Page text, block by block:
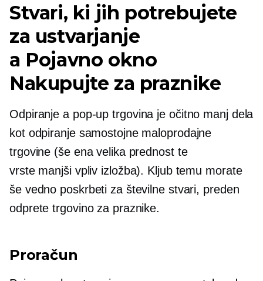
Stvari, ki jih potrebujete
za ustvarjanje
a Pojavno okno
Nakupujte za praznike
Odpiranje a pop-up trgovina je očitno manj dela
kot odpiranje samostojne maloprodajne
trgovine (še ena velika prednost te
vrste manjši vpliv izložba). Kljub temu morate
še vedno poskrbeti za številne stvari, preden
odprete trgovino za praznike.
Proračun